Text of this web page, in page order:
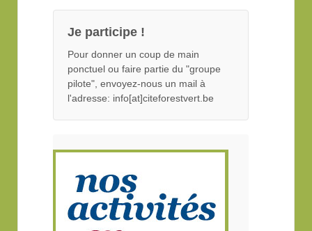
Je participe !
Pour donner un coup de main
ponctuel ou faire partie du "groupe
pilote", envoyez-nous un mail à
l'adresse: info[at]citeforestvert.be